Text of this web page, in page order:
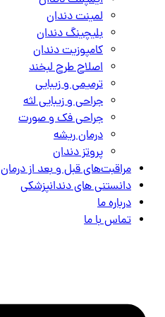
لمینت دندان
بلیچینگ دندان
کامپوزیت دندان
اصلاح طرح لبخند
ترمیمی و زیبایی
جراحی و زیبایی لثه
جراحی فک و صورت
درمان ریشه
پروتز دندان
مراقبت‌های قبل و بعد از درمان
دانستنی های دندانپزشکی
درباره ما
تماس با ما